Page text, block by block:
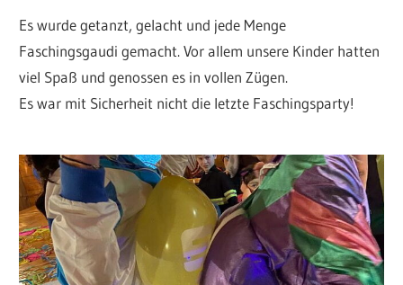
Es wurde getanzt, gelacht und jede Menge
Faschingsgaudi gemacht. Vor allem unsere Kinder hatten
viel Spaß und genossen es in vollen Zügen.
Es war mit Sicherheit nicht die letzte Faschingsparty!